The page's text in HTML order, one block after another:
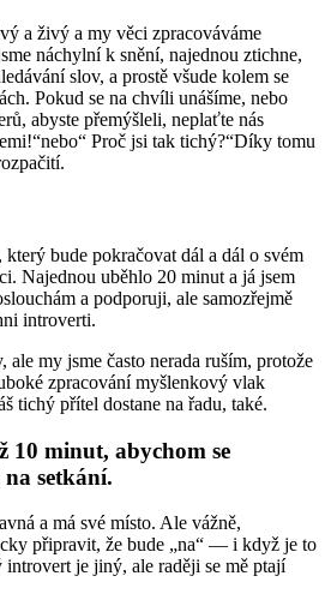
a živý a my věci zpracováváme
náchylní k snění, najednou ztichne,
slov, a prostě všude kolem se
Pokud se na chvíli unášíme, nebo
abyste přemýšleli, neplaťte nás
Proč jsi tak tichý?“Díky tomu
bude pokračovat dál a dál o svém
Najednou uběhlo 20 minut a já jsem
a podporuji, ale samozřejmě
introverti.
my jsme často nerada ruším, protože
zpracování myšlenkový vlak
tichý přítel dostane na řadu, také.
10 minut, abychom se
setkání.
a má své místo. Ale vážně,
připravit, že bude „na“ — i když je to
je jiný, ale raději se mě ptají